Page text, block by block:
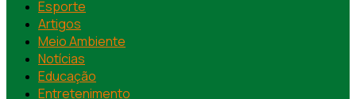
Esporte
Artigos
Meio Ambiente
Notícias
Educação
Entretenimento